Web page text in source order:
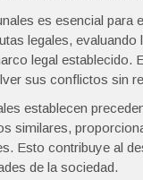
es esencial para
legales,
legal establecido.
sus conflictos sin
establecen
similares,
Esto contribuye al
de la sociedad.